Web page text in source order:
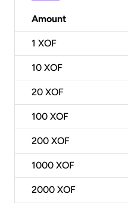
Amount
1 XOF
10 XOF
20 XOF
100 XOF
200 XOF
1000 XOF
2000 XOF